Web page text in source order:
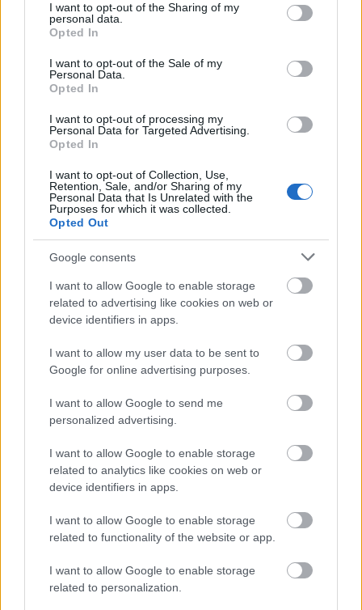
not limited to your visit or usage behaviour. You may click to
grant or deny consent to Google and its third-party tags to
use your data for below specified purposes in below Google
consent section.
I want to opt-out of the Sharing of my
personal data.
Opted In
I want to opt-out of the Sale of my
Personal Data.
Opted In
I want to opt-out of processing my
Personal Data for Targeted Advertising.
Opted In
I want to opt-out of Collection, Use,
Retention, Sale, and/or Sharing of my
Personal Data that Is Unrelated with the
Purposes for which it was collected.
Opted Out
Google consents
I want to allow Google to enable storage
related to advertising like cookies on web or
device identifiers in apps.
I want to allow my user data to be sent to
Google for online advertising purposes.
I want to allow Google to send me
personalized advertising.
I want to allow Google to enable storage
related to analytics like cookies on web or
device identifiers in apps.
I want to allow Google to enable storage
related to functionality of the website or app.
I want to allow Google to enable storage
related to personalization.
1981
férfidivatja az utcán
A Teton-gát
katasztrófája -1976
'RLT Best of' - Hitler
guminője
Régi magyar diafilmek
13. - Miskolc 1921-ben!
Napi érdekes (31 kép,
10 éve történt a Beszláni